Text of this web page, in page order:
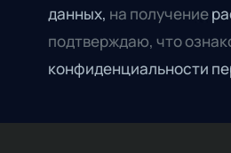
данных, на получение
подтверждаю, что
конфиденциальности